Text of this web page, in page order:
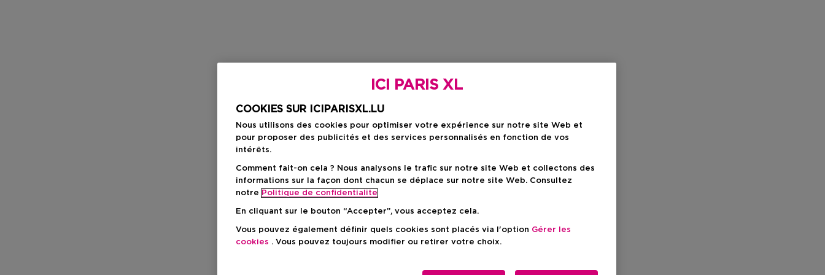
ICI PARIS XL
COOKIES SUR ICIPARISXL.LU
Nous utilisons des cookies pour optimiser votre expérience sur notre site Web et
pour proposer des publicités et des services personnalisés en fonction de vos
intérêts.
Comment fait-on cela ? Nous analysons le trafic sur notre site Web et collectons des
informations sur la façon dont chacun se déplace sur notre site Web. Consultez
notre Politique de confidentialite
En cliquant sur le bouton “Accepter”, vous acceptez cela.
Vous pouvez également définir quels cookies sont placés via l'option Gérer les
cookies . Vous pouvez toujours modifier ou retirer votre choix.